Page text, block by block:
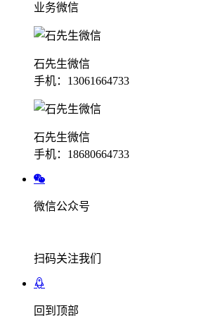
业务微信
石先生微信
手机：13061664733
石先生微信
手机：18680664733
微信公众号
扫码关注我们
回到顶部